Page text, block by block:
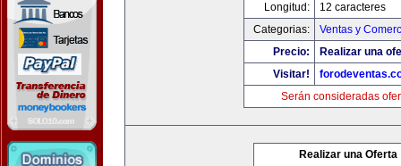
Longitud:
12 caracteres
Categorias:
Ventas y
Precio:
Realizar una
Visitar!
Serán consideradas
Realizar una Oferta